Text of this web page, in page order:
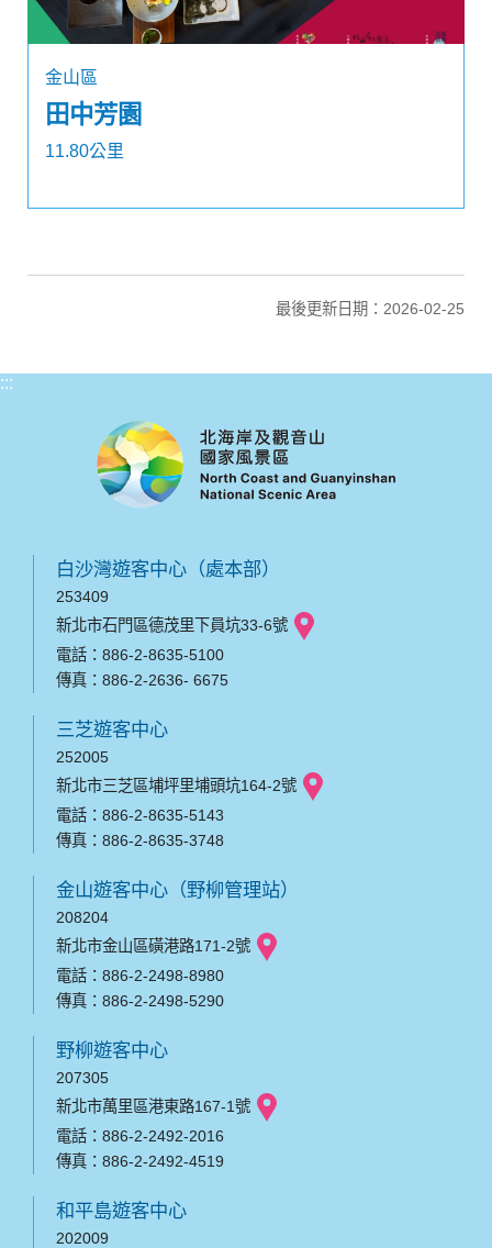
金山區
田中芳園
11.80公里
最後更新日期：2026-02-25
:::
白沙灣遊客中心（處本部）
253409
新北市石門區德茂里下員坑33-6號
電話：886-2-8635-5100
傳真：886-2-2636- 6675
三芝遊客中心
252005
新北市三芝區埔坪里埔頭坑164-2號
電話：886-2-8635-5143
傳真：886-2-8635-3748
金山遊客中心（野柳管理站）
208204
新北市金山區磺港路171-2號
電話：886-2-2498-8980
傳真：886-2-2498-5290
野柳遊客中心
207305
新北市萬里區港東路167-1號
電話：886-2-2492-2016
傳真：886-2-2492-4519
和平島遊客中心
202009